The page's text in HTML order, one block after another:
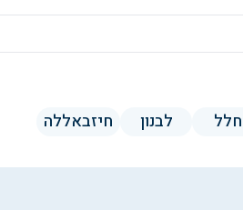
חלל לבנון חיזבאללה